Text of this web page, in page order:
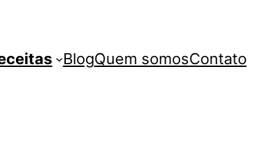
BlogQuem somosContato